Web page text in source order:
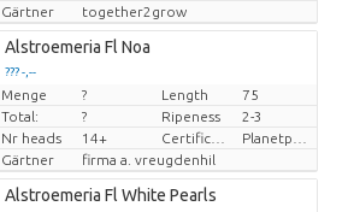
Gärtner
together2grow
Alstroemeria Fl Noa
??? -,--
Preis pro Stück
Menge ? Length
75
Total:
? Ripeness
2-3
Nr heads
14+
Gärtner
firma a. vreugdenhil
Alstroemeria Fl White Pearls